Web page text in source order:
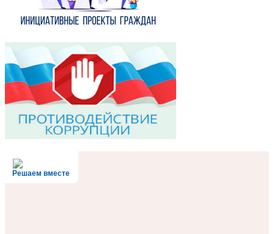
Решаем вместе